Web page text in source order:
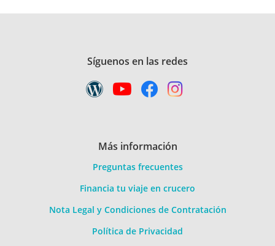
Síguenos en las redes
Más información
Preguntas frecuentes
Financia tu viaje en crucero
Nota Legal y Condiciones de Contratación
Política de Privacidad